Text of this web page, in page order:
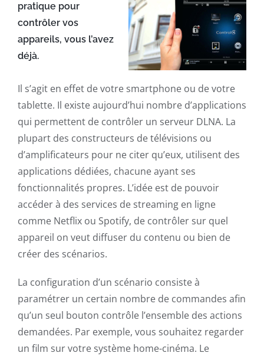
pratique pour
contrôler vos
appareils, vous l’avez
déjà.
Il s’agit en effet de votre smartphone ou de votre
tablette. Il existe aujourd’hui nombre d’applications
qui permettent de contrôler un serveur DLNA. La
plupart des constructeurs de télévisions ou
d’amplificateurs pour ne citer qu’eux, utilisent des
applications dédiées, chacune ayant ses
fonctionnalités propres. L’idée est de pouvoir
accéder à des services de streaming en ligne
comme Netflix ou Spotify, de contrôler sur quel
appareil on veut diffuser du contenu ou bien de
créer des scénarios.
La configuration d’un scénario consiste à
paramétrer un certain nombre de commandes afin
qu’un seul bouton contrôle l’ensemble des actions
demandées. Par exemple, vous souhaitez regarder
un film sur votre système home-cinéma. Le